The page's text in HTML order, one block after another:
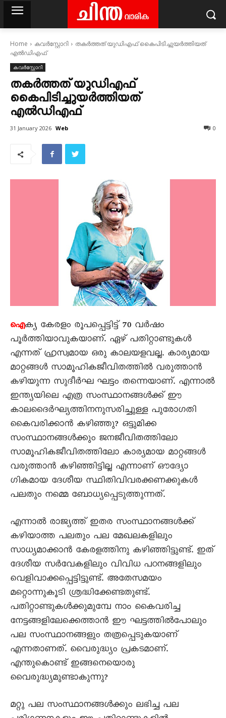
Home കവര്‍സ്റ്റോറി
തകർത്തത് യുഡിഎഫ് കെെപിടിച്ചുയർത്തിയത്
എൽഡിഎഫ്
കവര്‍സ്റ്റോറി
തകർത്തത് യുഡിഎഫ്
കെെപിടിച്ചുയർത്തിയത്
എൽഡിഎഫ്
31 January 2026 Web 0
ഐക്യ കേരളം രൂപപ്പെട്ടിട്ട് 70 വർഷം
പൂർത്തിയാവുകയാണ്. ഏഴ് പതിറ്റാണ്ടുകൾ
എന്നത് ഹ്രസ്വമായ ഒരു കാലയളവല്ല. കാര്യമായ
മാറ്റങ്ങൾ സാമൂഹികജീവിതത്തിൽ വരുത്താൻ
കഴിയുന്ന സുദീർഘ ഘട്ടം തന്നെയാണ്. എന്നാൽ
ഇന്ത്യയിലെ എത്ര സംസ്ഥാനങ്ങൾക്ക് ഈ
കാലദൈർഘ്യത്തിനനുസരിച്ചുള്ള പുരോഗതി
കൈവരിക്കാൻ കഴിഞ്ഞു? ഒട്ടുമിക്ക
സംസ്ഥാനങ്ങൾക്കും ജനജീവിതത്തിലോ
സാമൂഹികജീവിതത്തിലോ കാര്യമായ മാറ്റങ്ങൾ
വരുത്താൻ കഴിഞ്ഞിട്ടില്ല എന്നാണ് ഔദ്യോ
ഗികമായ ദേശീയ സ്ഥിതിവിവരക്കണക്കുകൾ
പലതും നമ്മെ ബോധ്യപ്പെടുത്തുന്നത്.
എന്നാൽ രാജ്യത്ത് ഇതര സംസ്ഥാനങ്ങൾക്ക്
കഴിയാത്ത പലതും പല മേഖലകളിലും
സാധ്യമാക്കാൻ കേരളത്തിനു കഴിഞ്ഞിട്ടുണ്ട്. ഇത്
ദേശീയ സർവേകളിലും വിവിധ പഠനങ്ങളിലും
വെളിവാക്കപ്പെട്ടിട്ടുണ്ട്. അതേസമയം
മറ്റൊന്നുകൂടി ശ്രദ്ധിക്കേണ്ടതുണ്ട്.
പതിറ്റാണ്ടുകൾക്കുമുമ്പേ നാം കൈവരിച്ച
നേട്ടങ്ങളിലേക്കെത്താൻ ഈ ഘട്ടത്തിൽപോലും
പല സംസ്ഥാനങ്ങളും തത്രപ്പെടുകയാണ്
എന്നതാണത്. വൈരുദ്ധ്യം പ്രകടമാണ്.
എന്തുകൊണ്ട് ഇങ്ങനെയൊരു
വൈരുദ്ധ്യമുണ്ടാകുന്നു?
മറ്റു പല സംസ്ഥാനങ്ങൾക്കും ലഭിച്ച പല